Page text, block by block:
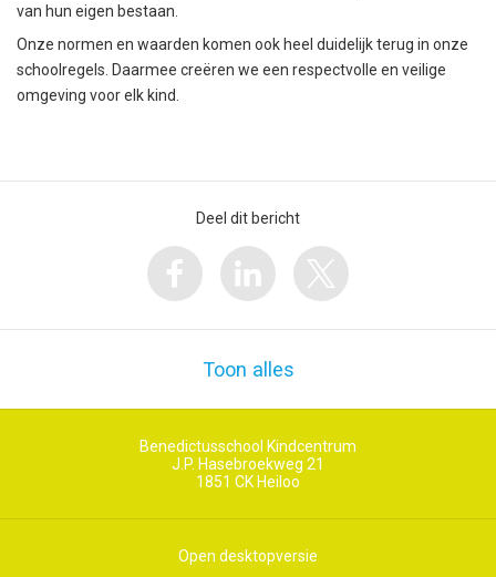
van hun eigen bestaan.
Onze normen en waarden komen ook heel duidelijk terug in onze
schoolregels. Daarmee creëren we een respectvolle en veilige
omgeving voor elk kind.
Deel dit bericht
Toon alles
Benedictusschool Kindcentrum
J.P. Hasebroekweg 21
1851 CK Heiloo
Open desktopversie